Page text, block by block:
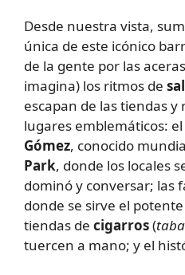
Desde nuestra vista,
única de este icónico
de la gente por las
imagina) los ritmos de
escapan de las tiendas
lugares emblemáticos: el
Gómez, conocido
Park, donde los locales
dominó y conversar; las
donde se sirve el
tiendas de cigarros(
tuercen a mano; y el